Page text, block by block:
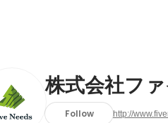
株式会社フ
Follow http://